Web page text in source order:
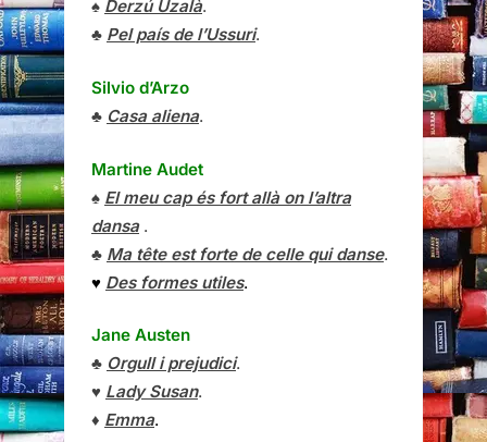
♠ Derzú Uzalà.
♣ Pel país de l’Ussuri.
Silvio d’Arzo
♣ Casa aliena.
Martine Audet
♠ El meu cap és fort allà on l’altra
dansa.
♣ Ma tête est forte de celle qui danse.
♥ Des formes utiles.
Jane Austen
♣ Orgull i prejudici.
♥ Lady Susan.
♦ Emma.